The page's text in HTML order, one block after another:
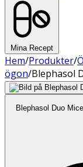
Mina Recept
Hem/Produkter/
ögon/Blephasol
Blephasol Duo